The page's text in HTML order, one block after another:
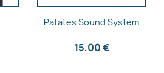
Aperçu rapide
Patates Sound System
15,00 €